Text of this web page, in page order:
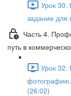
Урок 30.
задание для
Часть 4.
путь в
Урок 32.
фотографию.
(26:02)